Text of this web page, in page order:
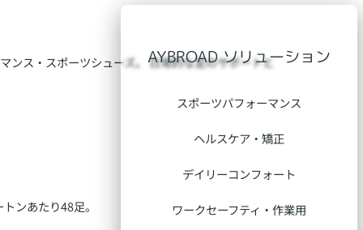
AYBROAD ソリューション
スポーツパフォーマンス
ヘルスケア・矯正
デイリーコンフォート
ワークセーフティ・作業用
ンス・スポーツシューズ。 日常的な足のサポートと
ンあたり48足。